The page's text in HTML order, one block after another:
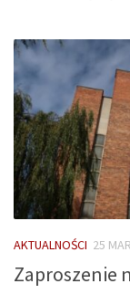
AKTUALNOŚCI 25
Zaproszenie